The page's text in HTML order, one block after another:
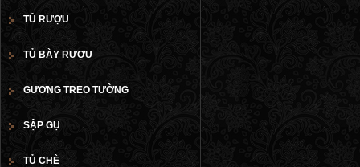
TỦ RƯỢU
TỦ BÀY RƯỢU
GƯƠNG TREO TƯỜNG
SẬP GỤ
TỦ CHÈ